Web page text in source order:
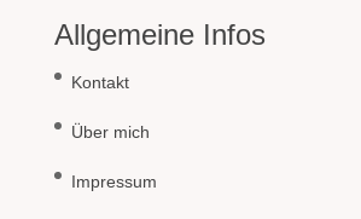
Allgemeine Infos
Kontakt
Über mich
Impressum